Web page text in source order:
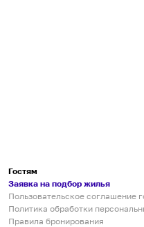
Гостям
Заявка на подбор жилья
Пользовательское соглашение
Политика обработки
Правила бронирования